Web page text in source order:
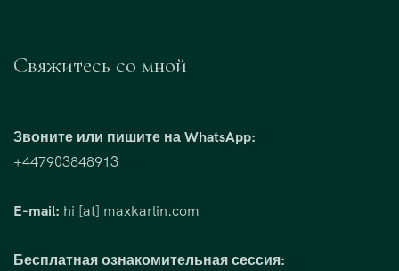
Свяжитесь со мной
Звоните или пишите на WhatsApp:
+447903848913
E-mail: hi [at] maxkarlin.com
Бесплатная ознакомительная сессия: